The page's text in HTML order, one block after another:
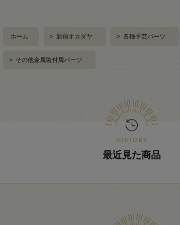
ホーム > 新宿オカダヤ > 各種手芸パーツ
> その他金属製付属パーツ
最近見た商品